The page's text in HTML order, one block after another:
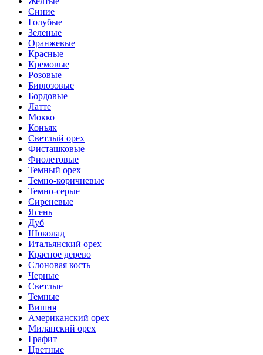
Синие
Голубые
Зеленые
Оранжевые
Красные
Кремовые
Розовые
Бирюзовые
Бордовые
Латте
Мокко
Коньяк
Светлый орех
Фисташковые
Фиолетовые
Темный орех
Темно-коричневые
Темно-серые
Сиреневые
Ясень
Дуб
Шоколад
Итальянский орех
Красное дерево
Слоновая кость
Черные
Светлые
Темные
Вишня
Американский орех
Миланский орех
Графит
Цветные